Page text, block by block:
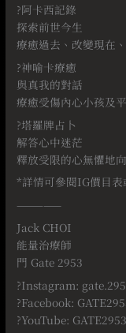
?阿卡西記錄
探索前世今生
療癒過去、改變現在
?神喻卡療癒
與真我的對話
療癒受傷內心小孩及
?塔羅牌占卜
解答心中迷茫
釋放受限的心無懼地
*詳情可參閱IG價目表
—————
Jack CHOI
能量治療師
門 Gate 2953
?Instagram:
?Facebook:
?YouTube: GATE2953